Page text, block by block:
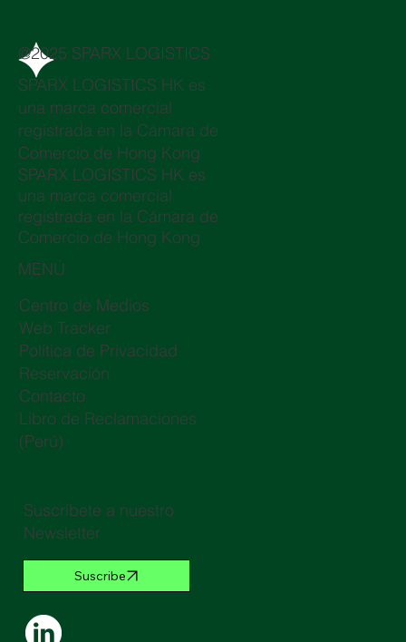
@2025 SPARX LOGISTICS
SPARX LOGISTICS HK es
una marca comercial
registrada en la Cámara de
Comercio de Hong Kong
SPARX LOGISTICS HK es
una marca comercial
registrada en la Cámara de
Comercio de Hong Kong
MENÚ
Centro de Medios
Web Tracker
Política de Privacidad
Reservación
Contacto
Libro de Reclamaciones
(Perú)
Suscríbete a nuestro
Newsletter
Suscribe